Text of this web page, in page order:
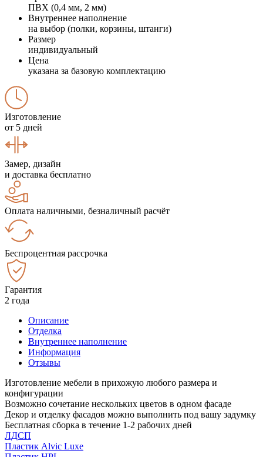
ПВХ (0,4 мм, 2 мм)
Внутреннее наполнение
на выбор (полки, корзины, штанги)
Размер
индивидуальный
Цена
указана за базовую комплектацию
Изготовление
от 5 дней
Замер, дизайн
и доставка бесплатно
Оплата наличными, безналичный расчёт
Беспроцентная рассрочка
Гарантия
2 года
Описание
Отделка
Внутреннее наполнение
Информация
Отзывы
Изготовление мебели в прихожую любого размера и
конфигурации
Возможно сочетание нескольких цветов в одном фасаде
Декор и отделку фасадов можно выполнить под вашу задумку
Бесплатная сборка в течение 1-2 рабочих дней
ЛДСП
Пластик Alvic Luxe